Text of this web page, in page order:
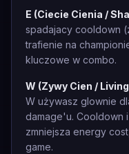
E (Ciecie Cienia /
spadajacy cooldown
trafienie na
kluczowe w combo.
W (Zywy Cien /
W używasz glownie
damage'u. Cooldown
zmniejsza energy
game.